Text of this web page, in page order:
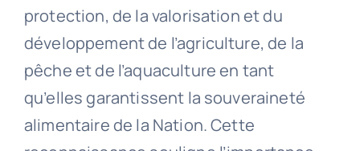
protection, de la valorisation et du
développement de l’agriculture, de la
pêche et de l’aquaculture en tant
qu’elles garantissent la souveraineté
alimentaire de la Nation. Cette